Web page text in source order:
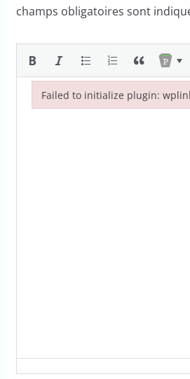
champs obligatoires sont
Failed to initialize plugin:
Failed to initialize plugin: wplink